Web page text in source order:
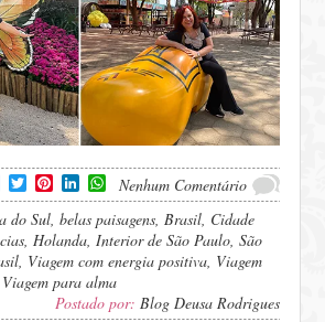
Facebook
TwitterPinterestLinkedInWhatsApp
Nenhum Comentário
do Sul ,belas paisagens Brasil Cidade
Holanda Interior de São Paulo ,São
Viagem com energia positiva Viagem
Viagem para alma
Postado por: Blog Deusa Rodrigues